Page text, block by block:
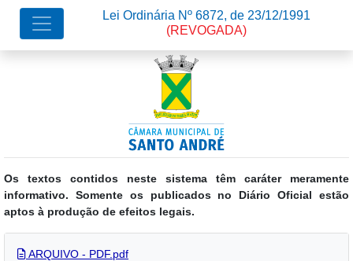
Os textos contidos neste sistema têm caráter meramente
informativo. Somente os publicados no Diário Oficial estão
aptos à produção de efeitos legais.
Lei Ordinária Nº 6872, de 23/12/1991
(REVOGADA)
ARQUIVO - PDF.pdf